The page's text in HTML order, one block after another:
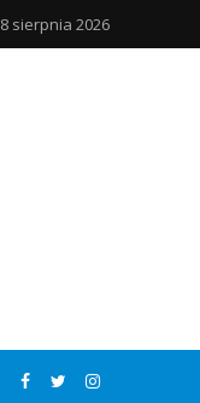
8 sierpnia 2026